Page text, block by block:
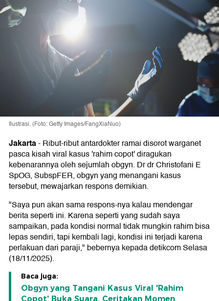
Ilustrasi. (Foto: Getty Images/FangXiaNuo)
Jakarta-Ribut-ribut antardokter ramai disorot warganet
pasca kisah viral kasus 'rahim copot' diragukan
kebenarannya oleh sejumlah obgyn. Dr dr Christofani E
SpOG, SubspFER, obgyn yang menangani kasus
tersebut, mewajarkan respons demikian.
"Saya pun akan sama respons-nya kalau mendengar
berita seperti ini. Karena seperti yang sudah saya
sampaikan, pada kondisi normal tidak mungkin rahim bisa
lepas sendiri, tapi kembali lagi, kondisi ini terjadi karena
perlakuan dari paraji," bebernya kepada detikcom Selasa
(18/11/2025).
Baca juga:
Obgyn yang Tangani Kasus Viral 'Rahim
Copot' Buka Suara, Ceritakan Momen